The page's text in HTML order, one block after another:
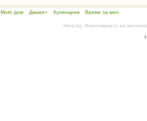
Моят дом Двама+ Кулинария Време за мен
Hera.bg. Използването на